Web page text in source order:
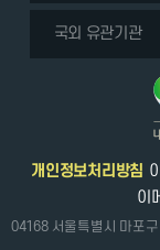
국외 유관기관
개인정보처리방침
이
04168 서울특별시 마포